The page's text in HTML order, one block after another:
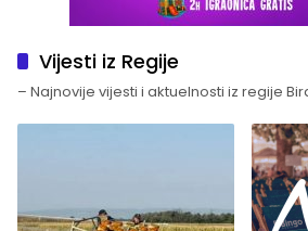
Vijesti iz Regije
– Najnovije vijesti i aktuelnosti iz regije